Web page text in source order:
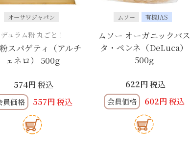
オーサワジャパン
デュラム粉 丸ごと！
スパゲティ（アルチ
ェネロ） 500g
574 税込
員価格 557 税込
ムソー 有機JAS
ムソー オーガニックパス
タ・ペンネ（DeLuca）
500g
622 税込
会員価格 602 税込